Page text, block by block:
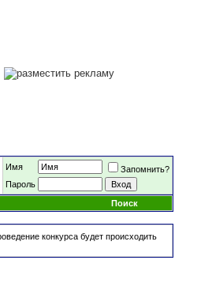
Имя
Запомнить?
Пароль
Поиск
конкурса будет происходить